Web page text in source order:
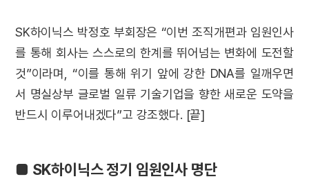
SK하이닉스 박정호 부회장은 “이번 조직개편과 임원인사
를 통해 회사는 스스로의 한계를 뛰어넘는 변화에 도전할
것”이라며, “이를 통해 위기 앞에 강한 DNA를 일깨우면
서 명실상부 글로벌 일류 기술기업을 향한 새로운 도약을
반드시 이루어내겠다”고 강조했다. [끝]
■ SK하이닉스 정기 임원인사 명단